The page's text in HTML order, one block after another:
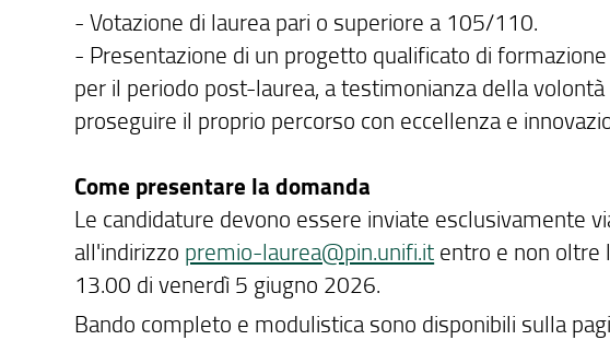
- Votazione di laurea pari o superiore a 105/110.
- Presentazione di un progetto qualificato di
per il periodo post-laurea, a testimonianza della volontà
proseguire il proprio percorso con eccellenza e
Come presentare la domanda
Le candidature devono essere inviate esclusivamente
all'indirizzo premio-laurea@pin.unifi.it entro e non oltre
13.00 di venerdì 5 giugno 2026.
Bando completo e modulistica sono disponibili sulla